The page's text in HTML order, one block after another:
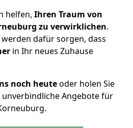
helfen, Ihren Traum von
zu verwirklichen.
dafür sorgen, dass
in Ihr neues Zuhause
noch heuteoder holen Sie
Angebote für